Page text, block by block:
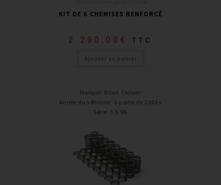
KIT DE 6 CHEMISES RENFORCÉ
2 290,00 € TTC
Ajouter au panier
Marque: Brian Crower
Année du véhicule: à partir de 2003+
Série: 3.5 V6